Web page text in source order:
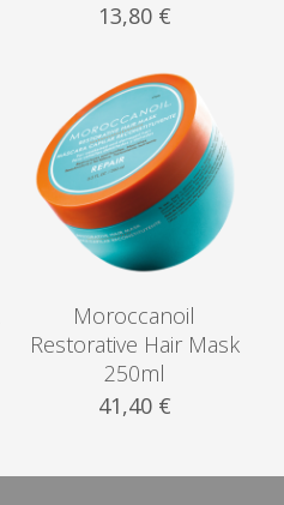
13,80 €
Moroccanoil
Restorative Hair Mask
250ml
41,40 €